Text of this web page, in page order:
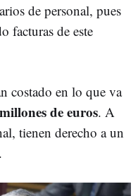
de personal, pues
facturas de este
costado en lo que va
de euros. A
tienen derecho a un